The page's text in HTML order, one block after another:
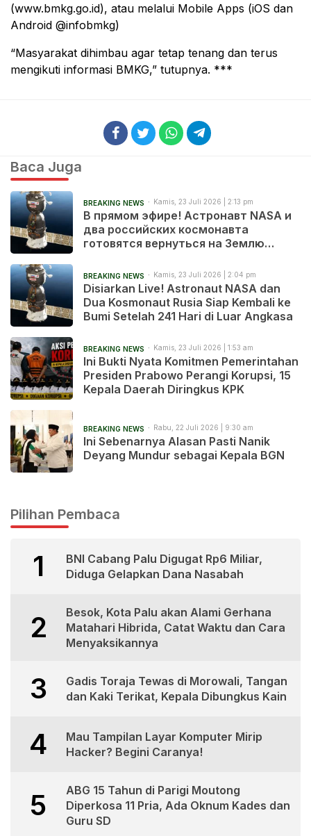
(www.bmkg.go.id), atau melalui Mobile Apps (iOS dan
Android @infobmkg)
“Masyarakat dihimbau agar tetap tenang dan terus
mengikuti informasi BMKG,” tutupnya. ***
Baca Juga
BREAKING NEWS Kamis, 23 Juli 2026 | 2:13 pm
В прямом эфире! Астронавт NASA и
два российских космонавта
готовятся вернуться на Землю
BREAKING NEWS Kamis, 23 Juli 2026 | 2:04 pm
Disiarkan Live! Astronaut NASA dan
Dua Kosmonaut Rusia Siap Kembali ke
Bumi Setelah 241 Hari di Luar Angkasa
BREAKING NEWS Kamis, 23 Juli 2026 | 1:53 am
Ini Bukti Nyata Komitmen Pemerintahan
Presiden Prabowo Perangi Korupsi, 15
Kepala Daerah Diringkus KPK
BREAKING NEWS Rabu, 22 Juli 2026 | 9:30 am
Ini Sebenarnya Alasan Pasti Nanik
Deyang Mundur sebagai Kepala BGN
Pilihan Pembaca
1
BNI Cabang Palu Digugat Rp6 Miliar,
Diduga Gelapkan Dana Nasabah
2
Besok, Kota Palu akan Alami Gerhana
Matahari Hibrida, Catat Waktu dan Cara
Menyaksikannya
3
Gadis Toraja Tewas di Morowali, Tangan
dan Kaki Terikat, Kepala Dibungkus Kain
4
Mau Tampilan Layar Komputer Mirip
Hacker? Begini Caranya!
5
ABG 15 Tahun di Parigi Moutong
Diperkosa 11 Pria, Ada Oknum Kades dan
Guru SD